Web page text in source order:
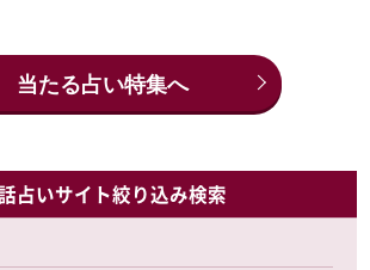
当たる占い特集へ
占いサイト絞り込み検索